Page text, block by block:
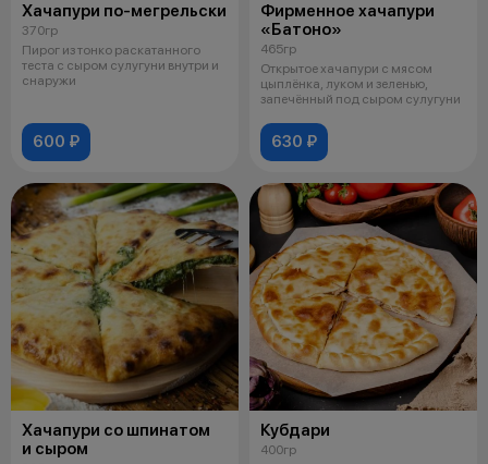
Хачапури по-мегрельски
370гр
Пирог из тонко раскатанного
теста с сыром сулугуни внутри и
снаружи
600 ₽
Фирменное хачапури
«Батоно»
465гр
Открытое хачапури с мясом
цыплёнка, луком и зеленью,
запечённый под сыром сулугуни
630 ₽
Хачапури со шпинатом
и сыром
Кубдари
400гр